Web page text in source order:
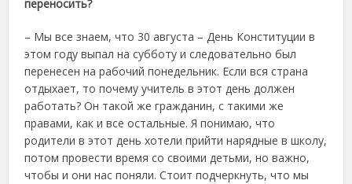
переносить?
– Мы все знаем, что 30 августа – День Конституции в
этом году выпал на субботу и следовательно был
перенесен на рабочий понедельник. Если вся страна
отдыхает, то почему учитель в этот день должен
работать? Он такой же гражданин, с такими же
правами, как и все остальные. Я понимаю, что
родители в этот день хотели прийти нарядные в школу,
потом провести время со своими детьми, но важно,
чтобы и они нас поняли. Стоит подчеркнуть, что мы